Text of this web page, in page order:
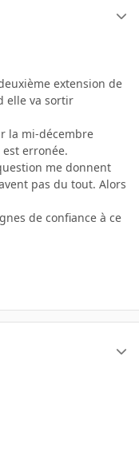
extension de
elle va sortir
la mi-décembre
erronée.
me donnent
pas du tout. Alors
de confiance à ce